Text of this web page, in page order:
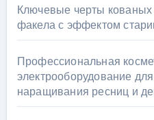
Ключевые черты
факела с эффектом
Профессиональная
электрооборудование
наращивания ресниц и